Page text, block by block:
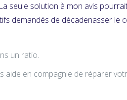
seule solution à mon avis
demandés de décadenasser le
un ratio.
aide en compagnie de réparer